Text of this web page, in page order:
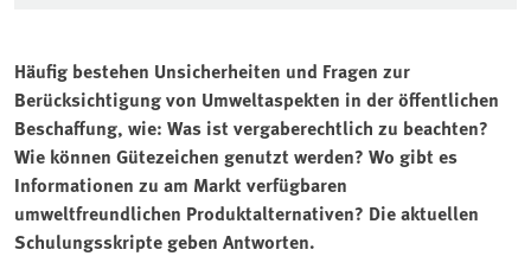
Häufig bestehen Unsicherheiten und Fragen zur
Berücksichtigung von Umweltaspekten in der öffentlichen
Beschaffung, wie: Was ist vergaberechtlich zu beachten?
Wie können Gütezeichen genutzt werden? Wo gibt es
Informationen zu am Markt verfügbaren
umweltfreundlichen Produktalternativen? Die aktuellen
Schulungsskripte geben Antworten.